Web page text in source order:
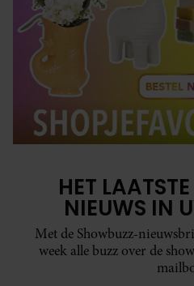
HET
NIEUWS IN
Met de Showbuzz-
week alle buzz over de